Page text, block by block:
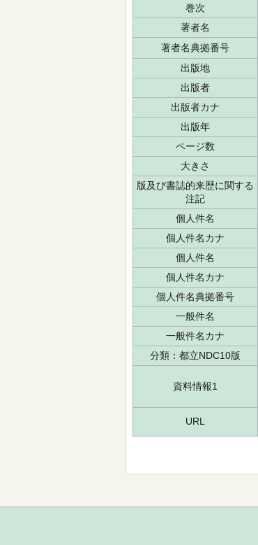
巻次
著者名
著者名典拠番号
出版地
出版者
出版者カナ
出版年
ページ数
大きさ
版及び書誌的来歴に関する
注記
個人件名
個人件名カナ
個人件名
個人件名カナ
個人件名典拠番号
一般件名
一般件名カナ
分類：都立NDC10版
資料情報1
URL